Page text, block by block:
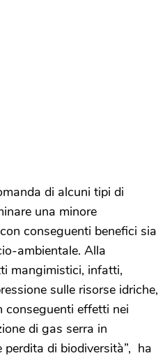
di alcuni tipi di
una minore
conseguenti benefici sia
ambientale. Alla
mangimistici, infatti,
sulle risorse idriche,
conseguenti effetti nei
di gas serra in
di biodiversità”, ha